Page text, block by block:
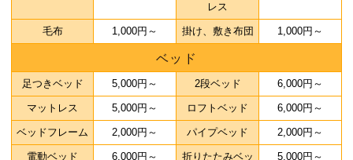
レス
毛布 1,000円～ 掛け、敷き布団 1,000円～
ベッド
足つきベッド 5,000円～ 2段ベッド 6,000円～
マットレス 5,000円～ ロフトベッド 6,000円～
ベッドフレーム 2,000円～ パイプベッド 2,000円～
電動ベッド 6,000円～ 折りたたみベッ 5,000円～